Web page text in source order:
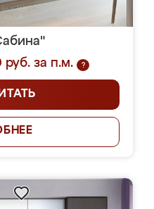
руб. за п.м.
?